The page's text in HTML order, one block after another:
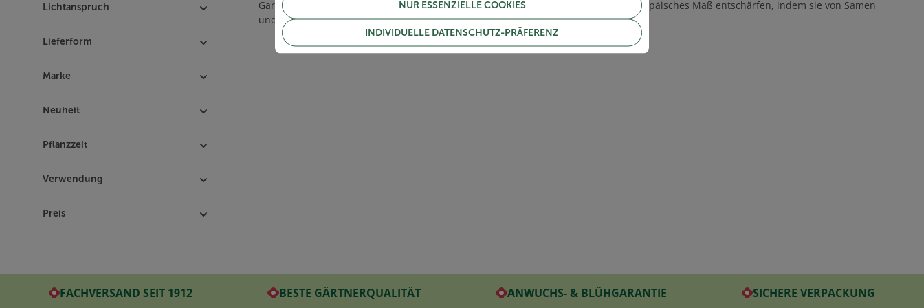
Lichtanspruch
Lieferform
Marke
Neuheit
Pflanzzeit
Verwendung
Preis
Garten bringen. Chili bringt Feuer in die Küche. Die Schoten lassen sich auf ein europäisches Maß entschärfen, indem sie von Samen
und Wänden befreit werden – hier ist nämlich das Feuer der Chili beheimatet.
FACHVERSAND SEIT 1912 BESTE GÄRTNERQUALITÄT ANWUCHS- & BLÜHGARANTIE SICHERE VERPACKUNG
NUR ESSENZIELLE COOKIES
INDIVIDUELLE DATENSCHUTZ-PRÄFERENZ